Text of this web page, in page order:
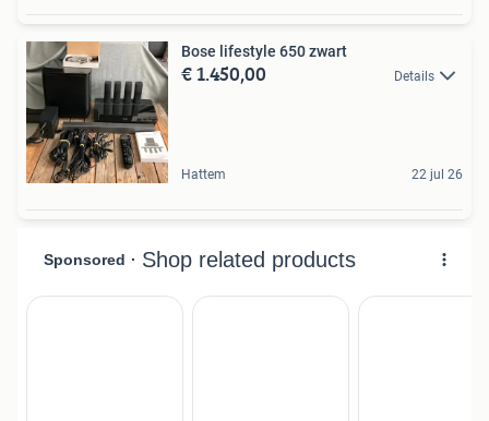
Bose lifestyle 650 zwart
€ 1.450,00 Details
Hattem 22 jul 26